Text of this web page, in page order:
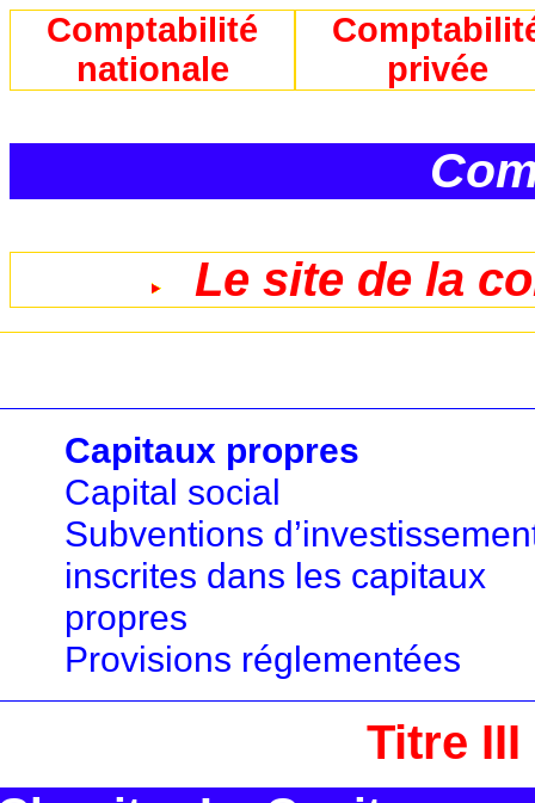
Comptabilité
nationale
privée
Le site de la
Capitaux propres
Capital social
Subventions
inscrites dans les capitaux
propres
Provisions réglementées
Titre